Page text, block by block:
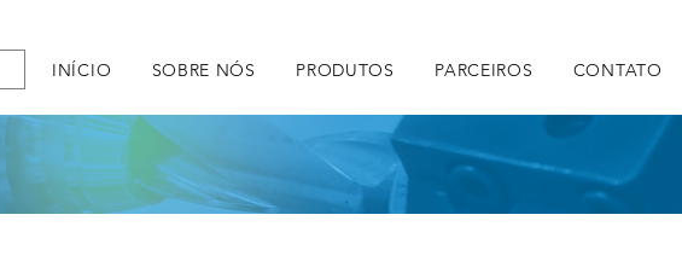
INÍCIO SOBRE NÓS PRODUTOS PARCEIROS CONTATO